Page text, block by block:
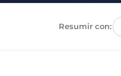
Resumir con: